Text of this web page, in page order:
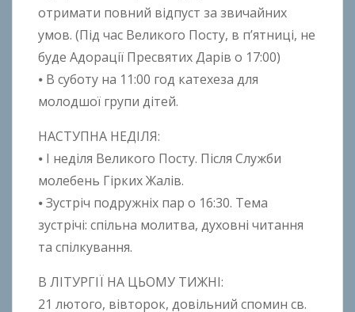
отримати повний відпуст за звичайних
умов. (Під час Великого Посту, в п’ятниці, не
буде Адорації Пресвятих Дарів о 17:00)
⦁ В суботу на 11:00 год катехеза для
молодшої групи дітей.
НАСТУПНА НЕДІЛЯ:
⦁ I неділя Великого Посту. Після Служби
молебень Гірких Жалів.
⦁ Зустріч подружніх пар o 16:30. Тема
зустрічі: спільна молитва, духовні читання
та спілкування.
В ЛІТУРГІЇ НА ЦЬОМУ ТИЖНІ:
21 лютого, вівторок, довільний спомин св.